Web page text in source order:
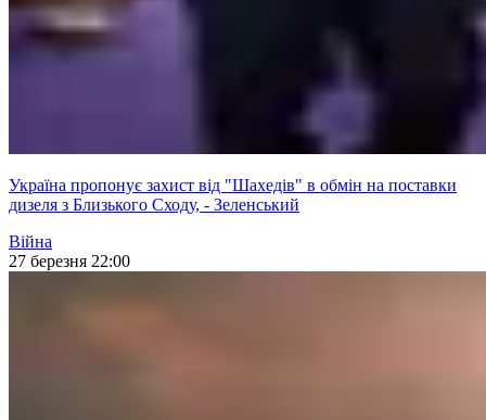
Україна пропонує захист від "Шахедів" в обмін на поставки
дизеля з Близького Сходу, - Зеленський
Війна
27 березня 22:00